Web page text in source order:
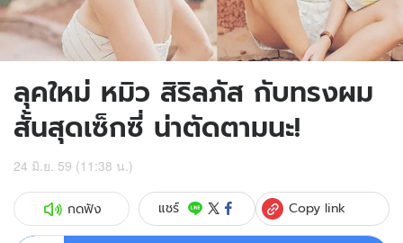
ลุคใหม่ หมิว สิริลภัส กับทรงผม
สั้นสุดเซ็กซี่ น่าตัดตามนะ!
24 มิ.ย. 59 (11:38 น.)
กดฟัง แชร์ Copy link